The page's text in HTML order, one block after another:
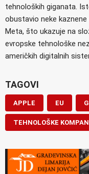
tehnoloških giganata.
obustavio neke
Meta, što ukazuje na
evropske tehnološke
američkih digitalnih
TAGOVI
APPLE EU
TEHNOLOŠKE